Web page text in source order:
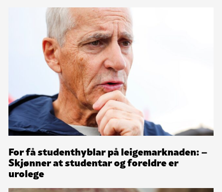
For få studenthyblar på leigemarknaden: –
Skjønner at studentar og foreldre er
urolege